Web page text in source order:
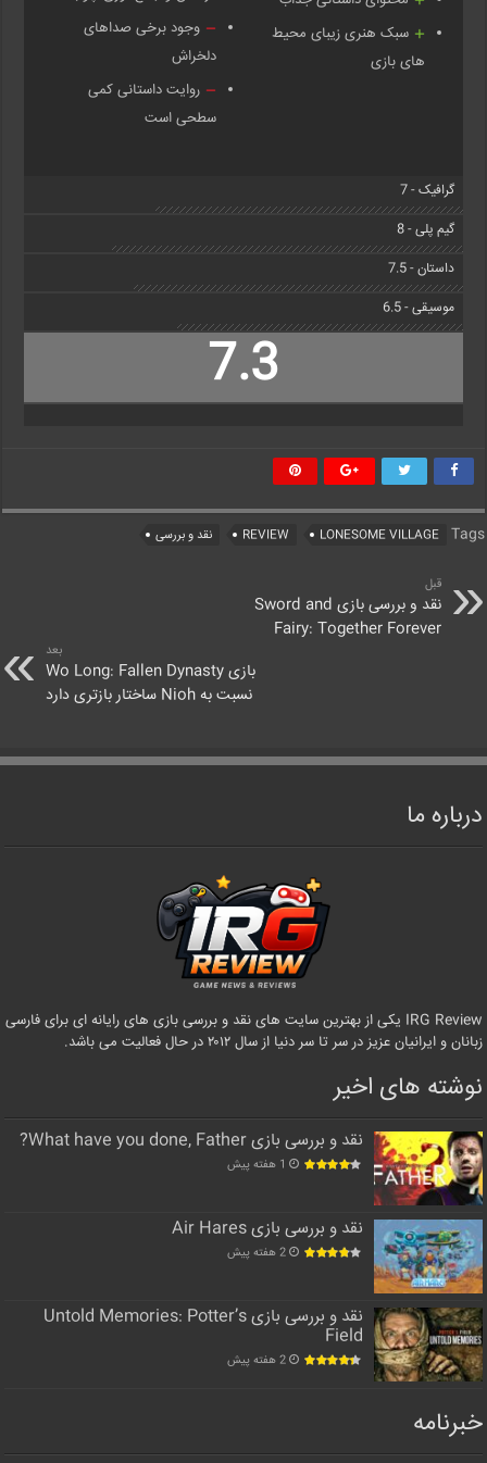
سبک هنری زیبای محیط
های بازی
وجود برخی صداهای
دلخراش
روایت داستانی کمی
سطحی است
گرافیک - 7
گیم پلی - 8
داستان - 7.5
موسیقی - 6.5
7.3
Tags
LONESOME VILLAGE
REVIEW نقد و بررسی
قبل
نقد و بررسی بازی Sword and
Fairy: Together Forever
بعد
بازی Wo Long: Fallen Dynasty
نسبت به Nioh ساختار بازتری دارد
درباره ما
IRG Review یکی از بهترین سایت های نقد و بررسی بازی های رایانه ای برای فارسی
زبانان و ایرانیان عزیز در سر تا سر دنیا از سال ۲۰۱۲ در حال فعالیت می باشد.
نوشته های اخیر
نقد و بررسی بازی What have you done, Father?
1 هفته پیش
نقد و بررسی بازی Air Hares
2 هفته پیش
نقد و بررسی بازی Untold Memories: Potter’s
Field
2 هفته پیش
خبرنامه